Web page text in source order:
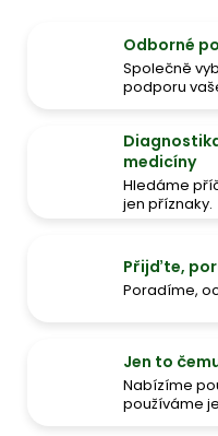
Odborné
Společně
podporu
medicíny
Hledáme
jen příznaky.
Přijďte,
Poradíme,
Jen to
Nabízíme
používáme